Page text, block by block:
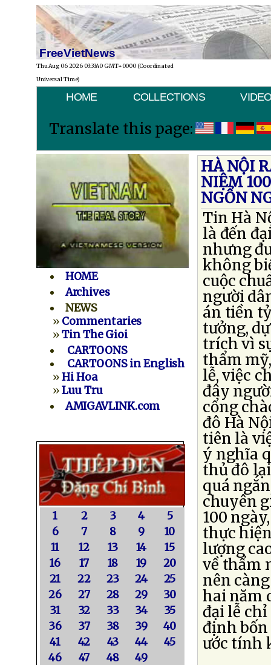
FreeVietNews
Thu Aug 06 2026 03:33:40 GMT+0000 (Coordinated
Universal Time)
HOME COLLECTIONS
Translate this page:
HOME
Archives
NEWS
» Commentaries
»Tin The Gioi
CARTOONS
CARTOONS in English
»Hi Hoa
»Luu Tru
AMIGAVLINK.com
1 2 3 4
5
6
7 8 9
10
11
12 13 14
15
16
17 18 19
20
21
22 23 24
25
26
27 28 29
30
31
32 33 34
35
36
37 38 39
40
41
42 43 44
45
46
47 48 49
HÀ NỘI
NIỆM
NGỔN
Tin Hà
là đến
nhưng
không
cuộc
người
án tiền
tưởng,
trích vì
thẩm
lễ, việc
đây
cổng
đô Hà
tiên là
ý nghĩa
thủ đô
quá
chuyên
100
thực
lượng
về thẩm
nên
hai năm
đại lễ
định
ước tính